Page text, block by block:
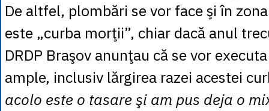
De altfel, plombări se vor face şi în
este „curba morţii”, chiar dacă anul
DRDP Braşov anunţau că se vor
ample, inclusiv lărgirea razei acestei
acolo este o tasare şi am pus deja o